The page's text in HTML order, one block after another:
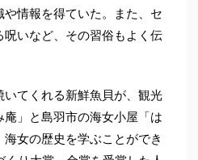
情報を得ていた。また、セ
いなど、その習俗もよく伝
てくれる新鮮魚貝が、観光
」と島羽市の海女小屋「は
女の歴史を学ぶことができ